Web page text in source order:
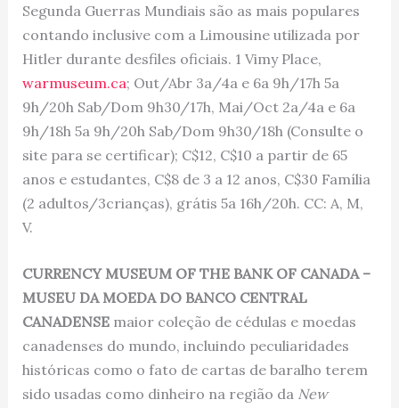
Segunda Guerras Mundiais são as mais populares
contando inclusive com a Limousine utilizada por
Hitler durante desfiles oficiais. 1 Vimy Place,
warmuseum.ca; Out/Abr 3a/4a e 6a 9h/17h 5a
9h/20h Sab/Dom 9h30/17h, Mai/Oct 2a/4a e 6a
9h/18h 5a 9h/20h Sab/Dom 9h30/18h (Consulte o
site para se certificar); C$12, C$10 a partir de 65
anos e estudantes, C$8 de 3 a 12 anos, C$30 Família
(2 adultos/3crianças), grátis 5a 16h/20h. CC: A, M,
V.
CURRENCY MUSEUM OF THE BANK OF CANADA –
MUSEU DA MOEDA DO BANCO CENTRAL
CANADENSEmaior coleção de cédulas e moedas
canadenses do mundo, incluindo peculiaridades
históricas como o fato de cartas de baralho terem
sido usadas como dinheiro na região da New